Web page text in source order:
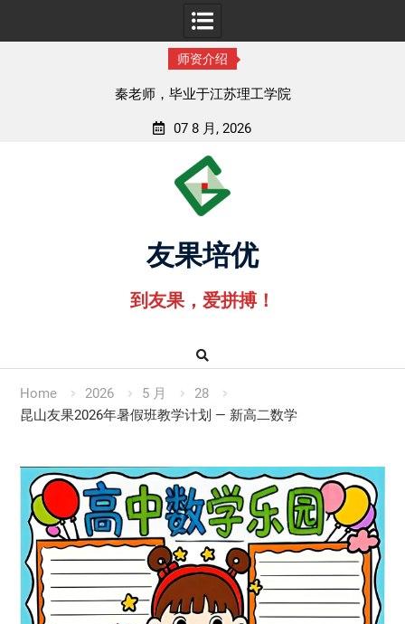
师资介绍
孟老师，毕业于湖北中医药大学
07 8 月, 2026
友果培优
到友果，爱拼搏！
Home 2026 5 月
28
昆山友果2026年暑假班教学计划 — 新高二数学